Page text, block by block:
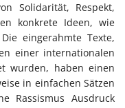
Solidarität, Respekt,
konkrete Ideen, wie
eingerahmte Texte,
einer internationalen
wurden, haben einen
in einfachen Sätzen
Rassismus Ausdruck